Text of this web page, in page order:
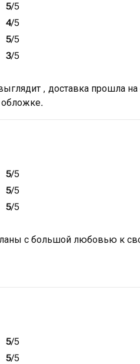
5/5
4/5
5/5
3/5
, доставка прошла
обложке.
5/5
5/5
5/5
с большой любовью к
5/5
5/5